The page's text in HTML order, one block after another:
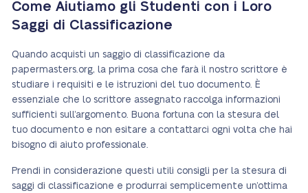
Come Aiutiamo gli Studenti con i Loro
Saggi di Classificazione
Quando acquisti un saggio di classificazione da
papermasters.org, la prima cosa che farà il nostro scrittore è
studiare i requisiti e le istruzioni del tuo documento. È
essenziale che lo scrittore assegnato raccolga informazioni
sufficienti sull’argomento. Buona fortuna con la stesura del
tuo documento e non esitare a contattarci ogni volta che hai
bisogno di aiuto professionale.
Prendi in considerazione questi utili consigli per la stesura di
saggi di classificazione e produrrai semplicemente un’ottima